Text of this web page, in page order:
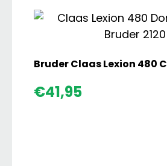
Bruder Claas Lexion 480
€41,95